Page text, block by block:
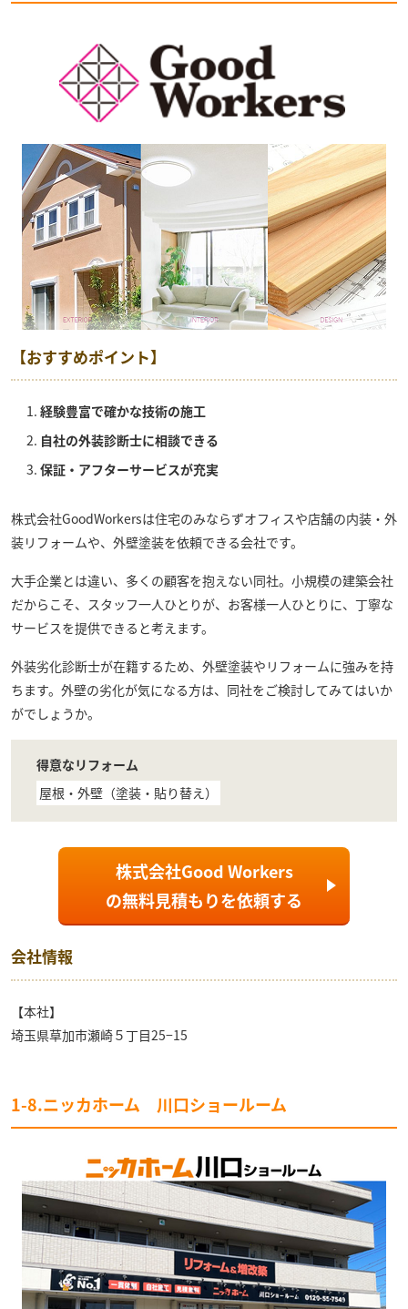
【おすすめポイント】
経験豊富で確かな技術の施工
自社の外装診断士に相談できる
保証・アフターサービスが充実
株式会社GoodWorkersは住宅のみならずオフィスや店舗の内装・外
装リフォームや、外壁塗装を依頼できる会社です。
大手企業とは違い、多くの顧客を抱えない同社。小規模の建築会社
だからこそ、スタッフ一人ひとりが、お客様一人ひとりに、丁寧な
サービスを提供できると考えます。
外装劣化診断士が在籍するため、外壁塗装やリフォームに強みを持
ちます。外壁の劣化が気になる方は、同社をご検討してみてはいか
がでしょうか。
得意なリフォーム
屋根・外壁（塗装・貼り替え）
株式会社Good Workers
の無料見積もりを依頼する
会社情報
【本社】
埼玉県草加市瀬崎５丁目25−15
1-8.ニッカホーム 川口ショールーム